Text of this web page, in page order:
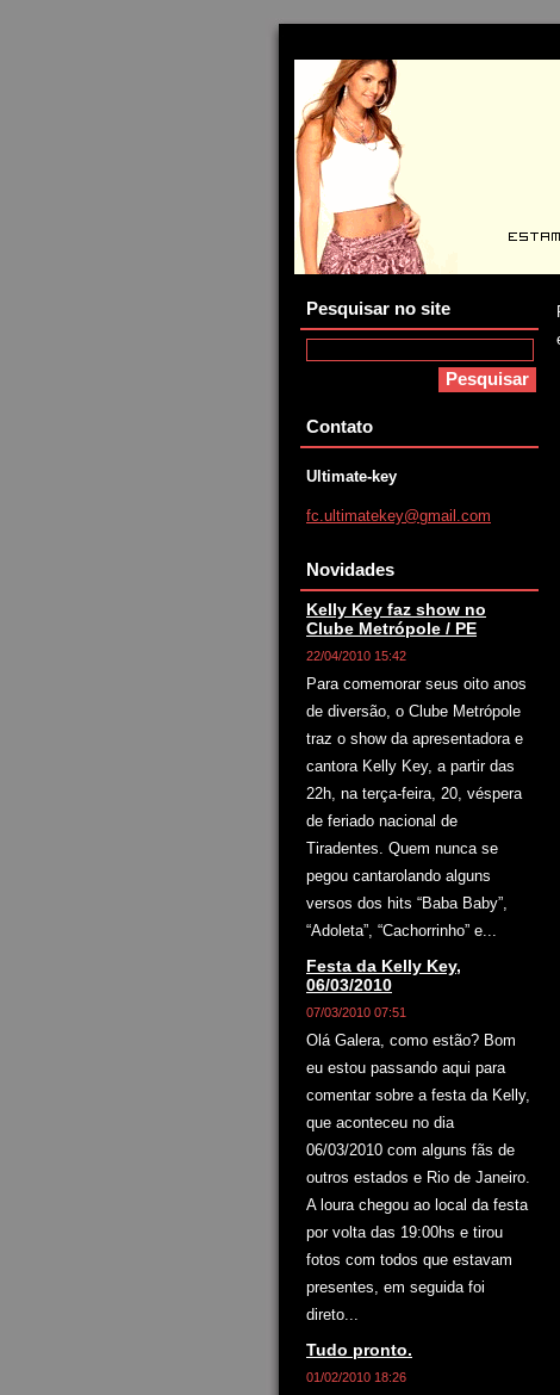
Pesquisar no site
Contato
Ultimate-key
fc.ultimatekey@gmail.com
Novidades
Kelly Key faz show no
Clube Metrópole / PE
22/04/2010 15:42
Para comemorar seus oito anos
de diversão, o Clube Metrópole
traz o show da apresentadora e
cantora Kelly Key, a partir das
22h, na terça-feira, 20, véspera
de feriado nacional de
Tiradentes. Quem nunca se
pegou cantarolando alguns
versos dos hits “Baba Baby”,
“Adoleta”, “Cachorrinho” e...
Festa da Kelly Key,
06/03/2010
07/03/2010 07:51
Olá Galera, como estão? Bom
eu estou passando aqui para
comentar sobre a festa da Kelly,
que aconteceu no dia
06/03/2010 com alguns fãs de
outros estados e Rio de Janeiro.
A loura chegou ao local da festa
por volta das 19:00hs e tirou
fotos com todos que estavam
presentes, em seguida foi
direto...
Tudo pronto.
01/02/2010 18:26